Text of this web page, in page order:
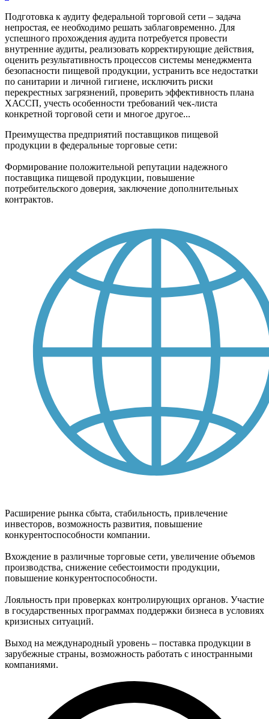
Подготовка к аудиту федеральной торговой сети – задача
непростая, ее необходимо решать заблаговременно. Для
успешного прохождения аудита потребуется провести
внутренние аудиты, реализовать корректирующие действия,
оценить результативность процессов системы менеджмента
безопасности пищевой продукции, устранить все недостатки
по санитарии и личной гигиене, исключить риски
перекрестных загрязнений, проверить эффективность плана
ХАССП, учесть особенности требований чек-листа
конкретной торговой сети и многое другое...
Преимущества предприятий поставщиков пищевой
продукции в федеральные торговые сети:
Формирование положительной репутации надежного
поставщика пищевой продукции, повышение
потребительского доверия, заключение дополнительных
контрактов.
Расширение рынка сбыта, стабильность, привлечение
инвесторов, возможность развития, повышение
конкурентоспособности компании.
Вхождение в различные торговые сети, увеличение объемов
производства, снижение себестоимости продукции,
повышение конкурентоспособности.
Лояльность при проверках контролирующих органов. Участие
в государственных программах поддержки бизнеса в условиях
кризисных ситуаций.
Выход на международный уровень – поставка продукции в
зарубежные страны, возможность работать с иностранными
компаниями.